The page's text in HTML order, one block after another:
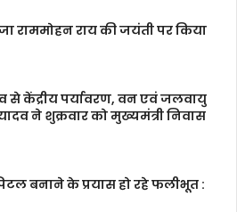
राममोहन राय की जयंती पर किया
से केंद्रीय पर्यावरण, वन एवं जलवायु
यादव ने शुक्रवार को मुख्यमंत्री निवास
बनाने के प्रयास हो रहे फलीभूत :